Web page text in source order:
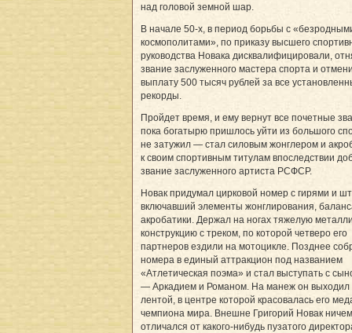
над головой земной шар.
В начале 50-х, в период борьбы с
космополитами», по приказу высшего
руководства Новака дисквалифицировали,
звание заслуженного мастера спорта и
выплату 500 тысяч рублей за все
рекорды.
Пройдет время, и ему вернут все почетные
пока богатырю пришлось уйти из большого
не затужил — стал силовым жонглером и
к своим спортивным титулам впоследствии
звание заслуженного артиста РСФСР.
Новак придумал цирковой номер с гирями и
включавший элементы жонглирования,
акробатики. Держал на ногах тяжелую
конструкцию с треком, по которой четверо его
партнеров ездили на мотоцикле. Позднее
номера в единый аттракцион под названием
«Атлетическая поэма» и стал выступать с
— Аркадием и Романом. На манеж он выходил
лентой, в центре которой красовалась его
чемпиона мира. Внешне Григорий Новак
отличался от какого-нибудь пузатого